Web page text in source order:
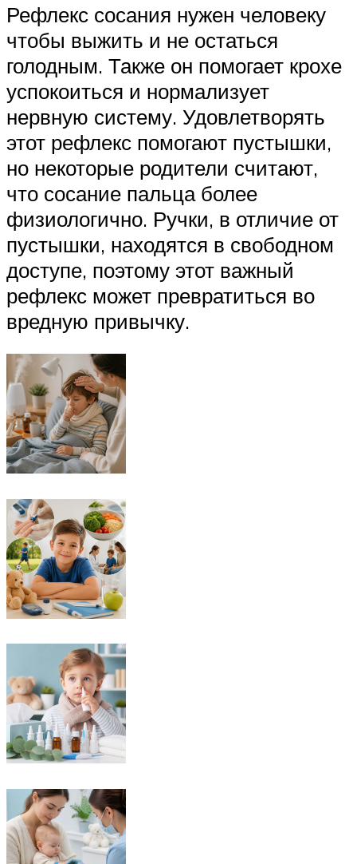
Рефлекс сосания нужен человеку
чтобы выжить и не остаться
голодным. Также он помогает крохе
успокоиться и нормализует
нервную систему. Удовлетворять
этот рефлекс помогают пустышки,
но некоторые родители считают,
что сосание пальца более
физиологично. Ручки, в отличие от
пустышки, находятся в свободном
доступе, поэтому этот важный
рефлекс может превратиться во
вредную привычку.